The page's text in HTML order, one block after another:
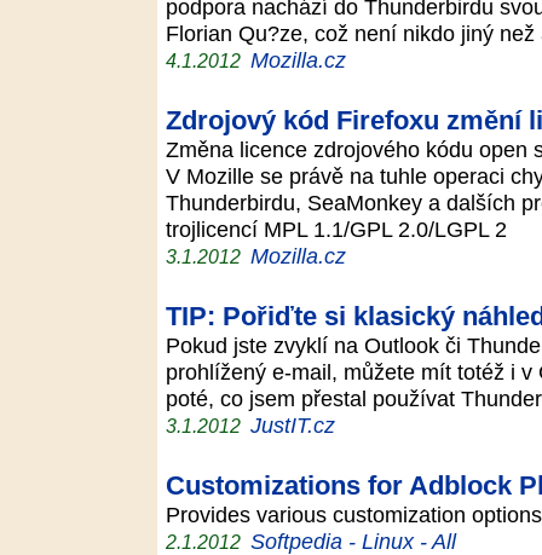
podpora nachází do Thunderbirdu
Florian Qu?ze, což není nikdo jiný
4.1.2012 Mozilla.cz
Zdrojový kód Firefoxu změní
Změna licence zdrojového kódu open
V Mozille se právě na tuhle operaci
Thunderbirdu, SeaMonkey a dalších
trojlicencí MPL 1.1/GPL 2.0/LGPL 2
3.1.2012 Mozilla.cz
TIP: Pořiďte si klasický
Pokud jste zvyklí na Outlook či
prohlížený e-mail, můžete mít totéž i
poté, co jsem přestal používat
3.1.2012 JustIT.cz
Customizations for Adblock
Provides various customization
2.1.2012 Softpedia - Linux - All